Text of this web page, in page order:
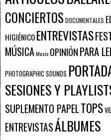
CONCIERTOS DOCUMENTALES
HIGIÉNICOENTREVISTAS
MÚSICAMusic OPINIÓNPARA
PHOTOGRAPHIC SOUNDS
SESIONES Y
SUPLEMENTO PAPELTOPS
ENTREVISTASÁLBUMES